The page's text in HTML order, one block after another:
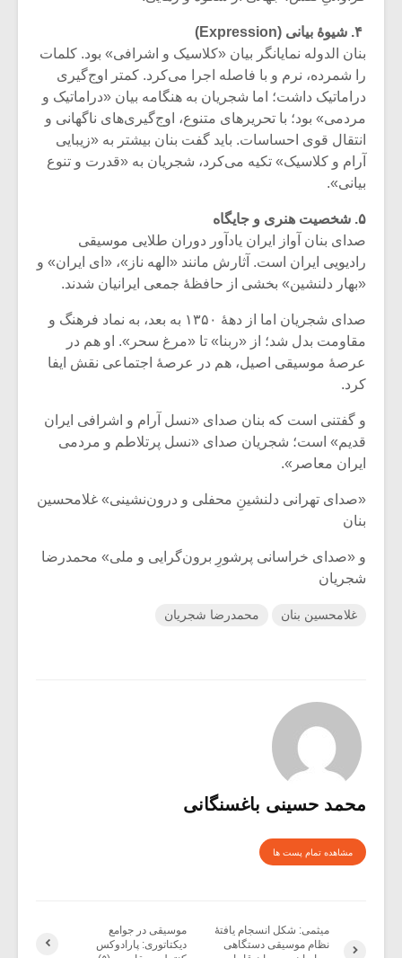
Expression
)
بنان الدوله نمایانگر بیان «کلاسیک و اشرافی» بود. کلمات
را شمرده، نرم و با فاصله اجرا می‌کرد. کمتر اوج‌گیری
دراماتیک داشت؛ اما شجریان به هنگامه بیان «دراماتیک و
مردمی» بود؛ با تحریرهای متنوع، اوج‌گیری‌های ناگهانی و
انتقال قوی احساسات. باید گفت بنان بیشتر به «زیبایی
آرام و کلاسیک» تکیه می‌کرد، شجریان به «قدرت و تنوع
بیانی».
۵. شخصیت هنری و جایگاه
صدای بنان آواز ایران یادآور دوران طلایی موسیقی
رادیویی ایران است. آثارش مانند «الهه ناز»، «ای ایران» و
«بهار دلنشین» بخشی از حافظهٔ جمعی ایرانیان شدند.
صدای شجریان اما از دههٔ ۱۳۵۰ به بعد، به نماد فرهنگ و
مقاومت بدل شد؛ از «ربنا» تا «مرغ سحر». او هم در
عرصهٔ موسیقی اصیل، هم در عرصهٔ اجتماعی نقش ایفا
کرد.
و گفتنی است که بنان صدای «نسل آرام و اشرافی ایران
قدیم» است؛ شجریان صدای «نسل پرتلاطم و مردمی
ایران معاصر».
«صدای تهرانی دلنشینِ محفلی و درون‌نشینی» غلامحسین
بنان
و «صدای خراسانی پرشورِ برون‌گرایی و ملی» محمدرضا
شجریان
غلامحسین بنان محمدرضا شجریان
محمد حسینی باغسنگانی
مشاهده تمام پست ها
موسیقی در جوامع
دیکتاتوری: پارادوکس
میثمی: شکل انسجام یافتۀ
نظام موسیقی دستگاهی